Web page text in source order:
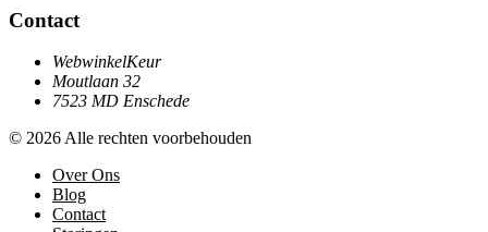
Contact
WebwinkelKeur
Moutlaan 32
7523 MD Enschede
© 2026 Alle rechten voorbehouden
Over Ons
Blog
Contact